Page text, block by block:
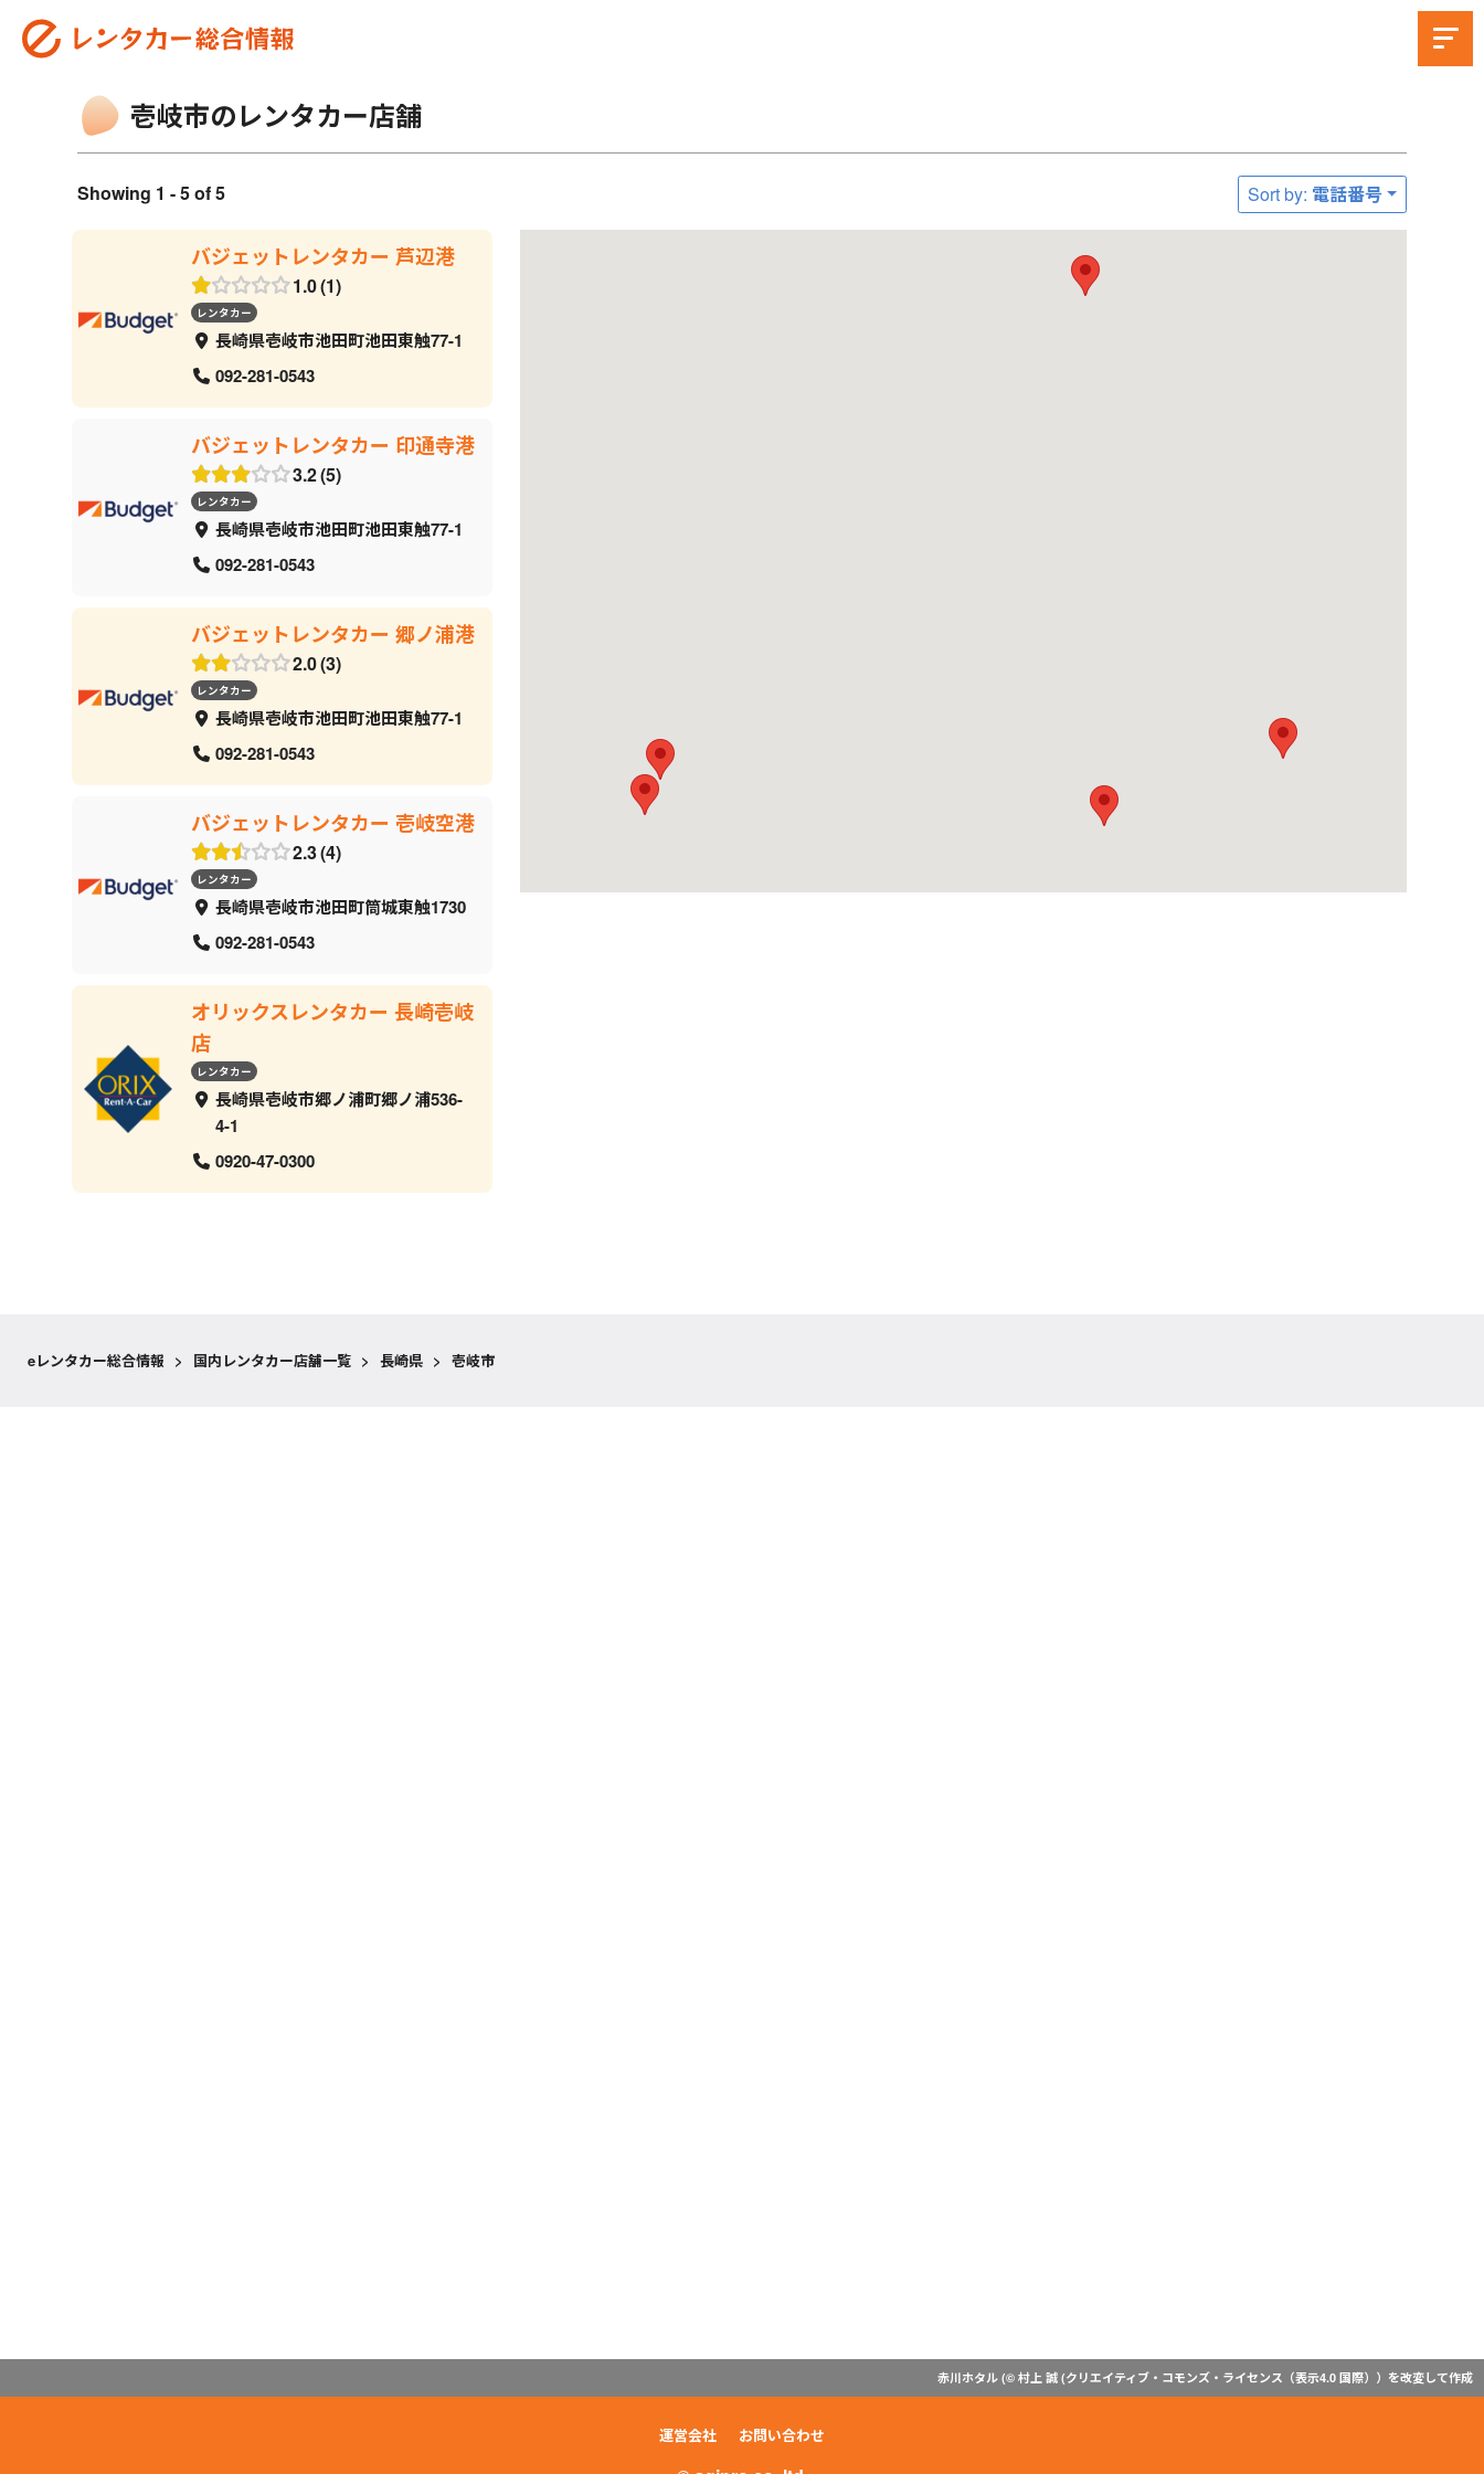
壱岐市のレンタカー店舗
Showing 1 - 5 of 5 Sort by: 電話番号
バジェットレンタカー 芦辺港
1.0 1
レンタカー
長崎県壱岐市池田町池田東触77-1
092-281-0543
バジェットレンタカー 印通寺港
3.2 5
レンタカー
長崎県壱岐市池田町池田東触77-1
092-281-0543
バジェットレンタカー 郷ノ浦港
2.0 3
レンタカー
長崎県壱岐市池田町池田東触77-1
092-281-0543
バジェットレンタカー 壱岐空港
2.3 4
レンタカー
長崎県壱岐市池田町筒城東触1730
092-281-0543
オリックスレンタカー 長崎壱岐
店
レンタカー
長崎県壱岐市郷ノ浦町郷ノ浦536-
4-1
0920-47-0300
eレンタカー総合情報 > 国内レンタカー店舗一覧 > 長崎県 > 壱岐市
赤川ホタル (© 村上 誠 (クリエイティブ・コモンズ・ライセンス（表示4.0 国際） ）を改変して作成
運営会社 お問い合わせ